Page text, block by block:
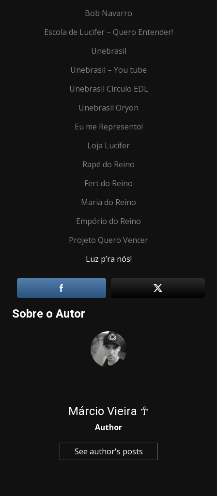
Bob Navarro
Escola de Lucifer – Quero Entender!
Unebrasil
Unebrasil – You tube
Unebrasil Círculo EDL
Unebrasil Oryon
Eu me Represento!
Loja Lucifer
Rapé do Reino
Fert do Reino
Maria do Reino
Empório do Reino
Projeto Quero Vencer
Luz p’ra nós!
Sobre o Autor
Márcio Vieira ☥
Author
See author's posts